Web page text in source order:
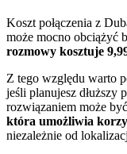
Koszt połączenia z
może mocno obciążyć
rozmowy kosztuje
Z tego względu warto
jeśli planujesz dłuższy
rozwiązaniem może
która umożliwia
niezależnie od